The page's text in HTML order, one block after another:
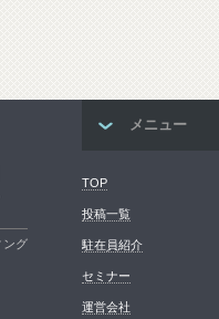
メニュー
TOP
投稿一覧
駐在員紹介
セミナー
運営会社
ング